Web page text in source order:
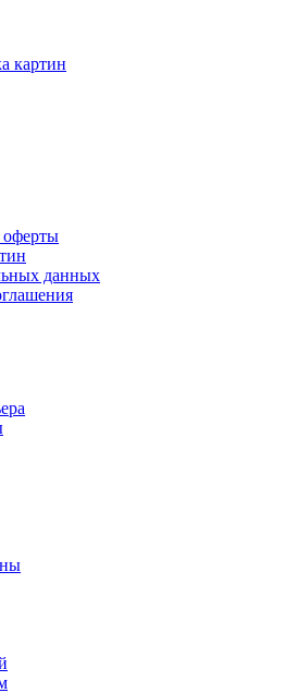
картин
оферты
данных